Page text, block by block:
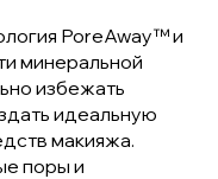
PoreAway™ и
минеральной
избежать
идеальную
макияжа.
поры и